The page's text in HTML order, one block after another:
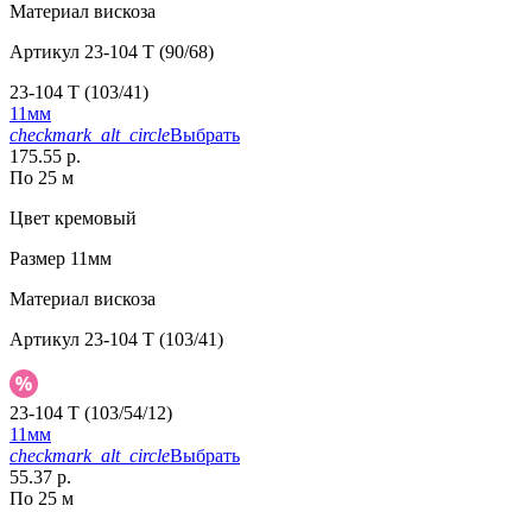
Материал вискоза
Артикул 23-104 T (90/68)
23-104 T (103/41)
11мм
checkmark_alt_circleВыбрать
175.55 р.
По 25 м
Цвет кремовый
Размер 11мм
Материал вискоза
Артикул 23-104 T (103/41)
23-104 T (103/54/12)
11мм
checkmark_alt_circleВыбрать
55.37 р.
По 25 м